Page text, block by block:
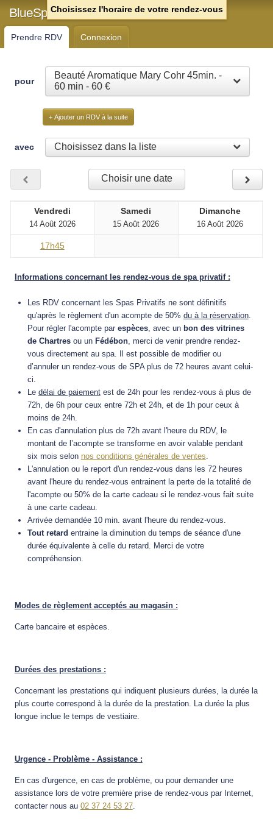
BlueSpa Chartres
Prendre RDV Connexion
pour
Beauté Aromatique Mary Cohr 45min. -
60 min - 60 €
+ Ajouter un RDV à la suite
avec Choisissez dans la liste
Choisir une date
Vendredi
14 Août 2026
Samedi
15 Août 2026
Dimanche
16 Août 2026
17h45
Informations concernant les rendez-vous de spa privatif :
Les RDV concernant les Spas Privatifs ne sont définitifs
qu'après le règlement d'un acompte de 50% du à la réservation.
Pour régler l'acompte par espèces, avec unbon des vitrines
de Chartresou un Fédébon, merci de venir prendre rendez-
vous directement au spa.
Il est possible de modifier ou
d’annuler un rendez-vous de SPA plus de 72 heures avant celui-
ci.
Le délai de paiementest de 24h pour les rendez-vous à plus de
72h, de 6h pour ceux entre 72h et 24h, et de 1h pour ceux à
moins de 24h.
En cas d'annulation plus de 72h avant l'heure du RDV, le
montant de l’acompte se transforme en avoir valable pendant
six mois selon nos conditions générales de ventes
L'annulation ou le report d'un rendez-vous dans les 72 heures
avant l'heure du rendez-vous entrainent la perte de la totalité de
l'acompte ou 50% de la carte cadeau si le rendez-vous fait suite
à une carte cadeau.
Arrivée demandée 10 min. avant l'heure du rendez-vous.
Tout retard entraine la diminution du temps de séance d'une
durée équivalente à celle du retard. Merci de votre
compréhension.
Modes de règlement acceptés au magasin :
Carte bancaire et espèces.
Durées des prestations :
Concernant les prestations qui indiquent plusieurs durées, la durée la
plus courte correspond à la durée de la prestation. La durée la plus
longue inclue le temps de vestiaire.
Urgence - Problème - Assistance :
En cas d'urgence, en cas de problème, ou pour demander une
assistance lors de votre première prise de rendez-vous par Internet,
contacter nous au 02 37 24 53 27.
Choisissez l'horaire de votre rendez-vous